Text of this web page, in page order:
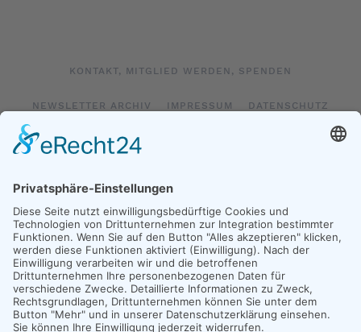
KONTAKT, MITGLIED WERDEN, SPENDEN
NEWSLETTER ARCHIV IMPRESSUM DATENSCHUTZ
LOGIN IMPRESSUM SOCIAL MEDIA